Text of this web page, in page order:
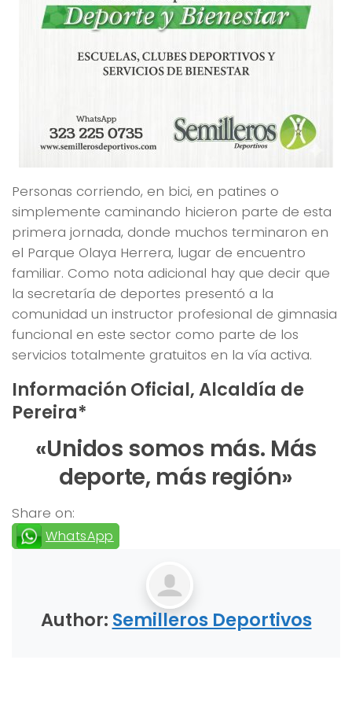
Personas corriendo, en bici, en patines o
simplemente caminando hicieron parte de esta
primera jornada, donde muchos terminaron en
el Parque Olaya Herrera, lugar de encuentro
familiar. Como nota adicional hay que decir que
la secretaría de deportes presentó a la
comunidad un instructor profesional de gimnasia
funcional en este sector como parte de los
servicios totalmente gratuitos en la vía activa.
Información Oficial, Alcaldía de
Pereira*
«Unidos somos más. Más
deporte, más región»
Share on:
WhatsApp
Author: Semilleros Deportivos